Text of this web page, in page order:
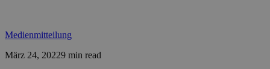
Medienmitteilung
März 24, 20229 min read